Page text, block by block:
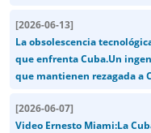
[2026-06-13]
La obsolescencia
que enfrenta Cuba.Un
que mantienen rezagada a
[2026-06-07]
Video Ernesto Miami:La